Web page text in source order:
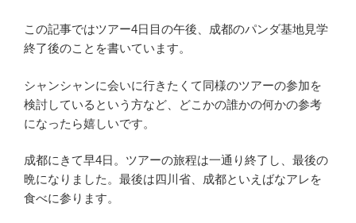
この記事ではツアー4日目の午後、成都のパンダ基地見学
終了後のことを書いています。
シャンシャンに会いに行きたくて同様のツアーの参加を
検討しているという方など、どこかの誰かの何かの参考
になったら嬉しいです。
成都にきて早4日。ツアーの旅程は一通り終了し、最後の
晩になりました。最後は四川省、成都といえばなアレを
食べに参ります。